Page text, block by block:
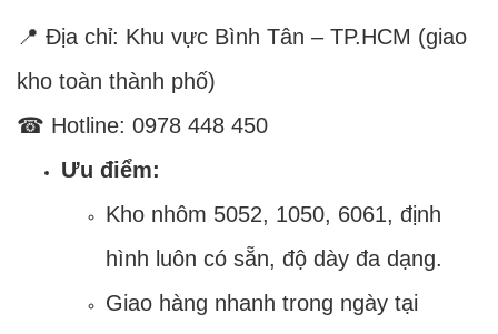
📍 Địa chỉ: Khu vực Bình Tân – TP.HCM (giao
kho toàn thành phố)
☎ Hotline: 0978 448 450
Ưu điểm:
Kho nhôm 5052, 1050, 6061, định
hình luôn có sẵn, độ dày đa dạng.
Giao hàng nhanh trong ngày tại